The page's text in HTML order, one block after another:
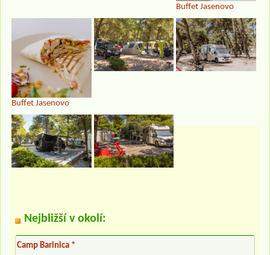
Buffet Jasenovo
Buffet Jasenovo
Nejbližší v okolí:
Camp Barinica *